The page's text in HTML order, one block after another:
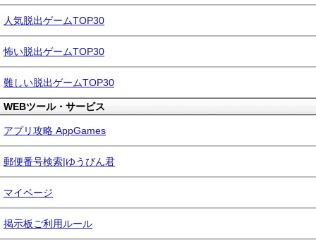
人気脱出ゲームTOP30
怖い脱出ゲームTOP30
難しい脱出ゲームTOP30
WEBツール・サービス
アプリ攻略 AppGames
郵便番号検索|ゆうびん君
マイページ
掲示板ご利用ルール